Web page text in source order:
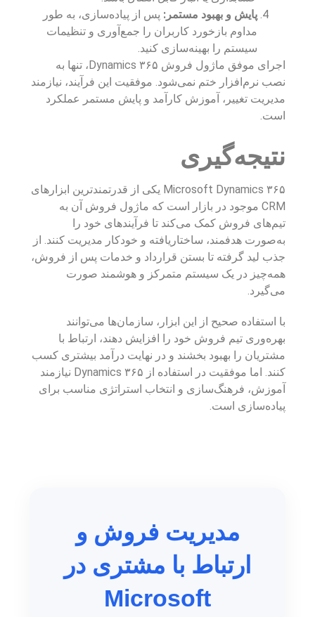
پایش و بهبود مستمر: پس از پیاده‌سازی، به طور
مداوم بازخورد کاربران را جمع‌آوری و تنظیمات
سیستم را بهینه‌سازی کنید.
اجرای موفق ماژول فروش Dynamics ۳۶۵، تنها به
نصب نرم‌افزار ختم نمی‌شود. موفقیت این فرآیند، نیازمند
مدیریت تغییر، آموزش کارآمد و پایش مستمر عملکرد
است.
نتیجه‌گیری
Microsoft Dynamics ۳۶۵ یکی از قدرتمندترین ابزارهای
CRM موجود در بازار است که ماژول فروش آن به
تیم‌های فروش کمک می‌کند تا فرآیندهای خود را
به‌صورت هدفمند، ساختاریافته و خودکار مدیریت کنند. از
جذب لید گرفته تا بستن قرارداد و خدمات پس از فروش،
همه‌چیز در یک سیستم متمرکز و هوشمند صورت
می‌گیرد.
با استفاده صحیح از این ابزار، سازمان‌ها می‌توانند
بهره‌وری تیم فروش خود را افزایش دهند، ارتباط با
مشتریان را بهبود بخشند و در نهایت درآمد بیشتری کسب
کنند. اما موفقیت در استفاده از Dynamics ۳۶۵ نیازمند
آموزش، فرهنگ‌سازی و انتخاب استراتژی مناسب برای
پیاده‌سازی است.
مدیریت فروش و
ارتباط با مشتری در
Microsoft